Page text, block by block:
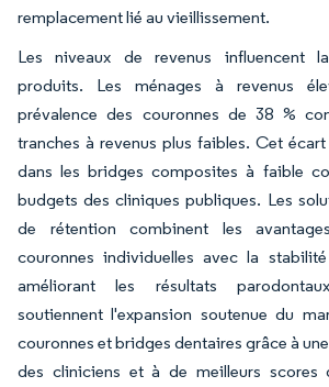
remplacement lié au vieillissement.
Les niveaux de revenus influencent
produits. Les ménages à revenus
prévalence des couronnes de 38 %
tranches à revenus plus faibles. Cet
dans les bridges composites à faible
budgets des cliniques publiques. Les
de rétention combinent les
couronnes individuelles avec la
améliorant les résultats
soutiennent l'expansion soutenue du
couronnes et bridges dentaires grâce à
des cliniciens et à de meilleurs scores